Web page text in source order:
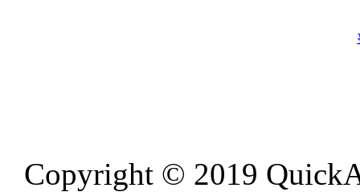
Copyright © 2019